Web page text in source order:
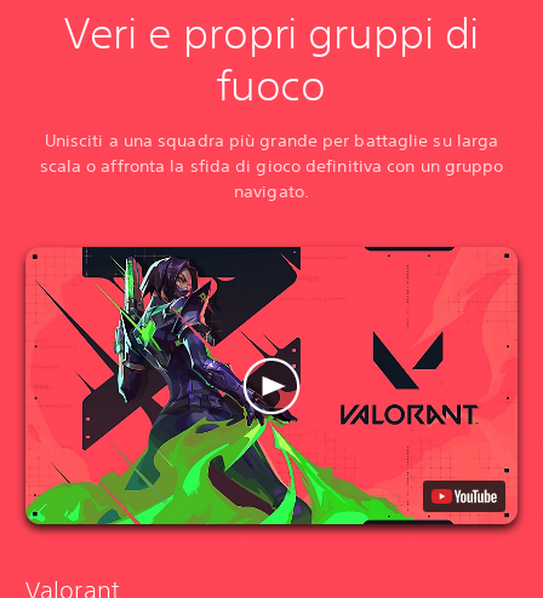
Veri e propri gruppi di
fuoco
Unisciti a una squadra più grande per battaglie su larga
scala o affronta la sfida di gioco definitiva con un gruppo
navigato.
Valorant